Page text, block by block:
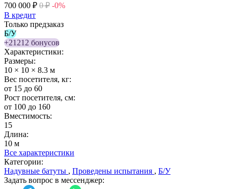
700 000 ₽ 0 ₽ -0%
В кредит
Только предзаказ
Б/У
+21212 бонусов
Характеристики:
Размеры:
10 × 10 × 8.3 м
Вес посетителя, кг:
от 15 до 60
Рост посетителя, см:
от 100 до 160
Вместимость:
15
Длина:
10 м
Все характеристики
Категории:
Надувные батуты , Проведены испытания , Б/У
Задать вопрос в мессенджер: